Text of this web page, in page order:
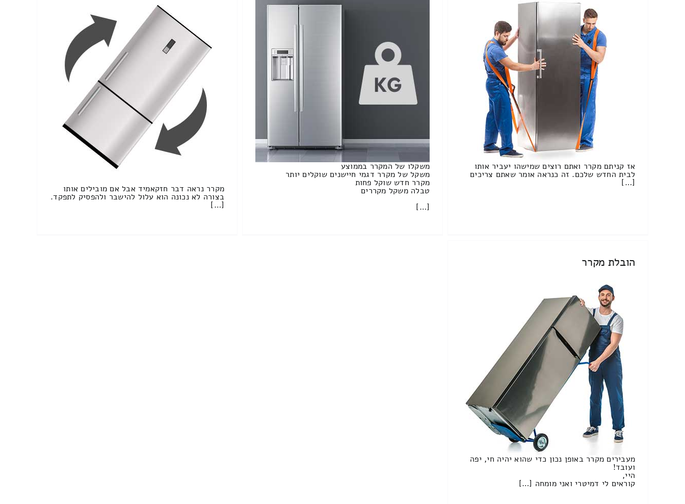
אז קניתם מקרר ואתם רוצים שמישהו יעביר אותו
לבית החדש שלכם. זה כנראה אומר שאתם צריכים
[…]
משקלו של המקרר בממוצע
משקל של מקרר דגמי חיישנים שוקלים יותר
מקרר חדש שוקל פחות
טבלה משקל מקררים
[…]
מקרר נראה דבר חזקאמיד אבל אם מובילים אותו
בצורה לא נכונה הוא עלול להישבר ולהפסיק לתפקד.
[…]
הובלת מקרר
מעבירים מקרר באופן נכון כדי שהוא יהיה חי, יפה
ועובד!
היי,
קוראים לי דמיטרי ואני מומחה […]